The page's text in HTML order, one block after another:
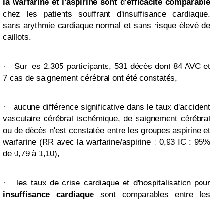
la warfarine et l'aspirine sont d'efficacité comparable
chez les patients souffrant d'insuffisance cardiaque,
sans arythmie cardiaque normal et sans risque élevé de
caillots.
·
Sur les 2.305 participants, 531 décès dont 84 AVC et
7 cas de saignement cérébral ont été constatés,
·
aucune différence significative dans le taux d'accident
vasculaire cérébral ischémique, de saignement cérébral
ou de décès n'est constatée entre les groupes aspirine et
warfarine (RR avec la warfarine/aspirine : 0,93 IC : 95%
de 0,79 à 1,10),
·
les taux de crise cardiaque et d'hospitalisation pour
insuffisance cardiaque sont comparables entre les